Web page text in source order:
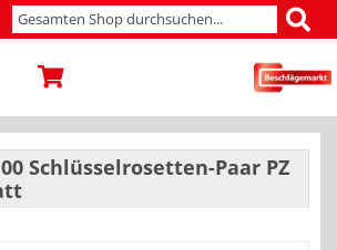
Schlüsselrosetten-Paar PZ